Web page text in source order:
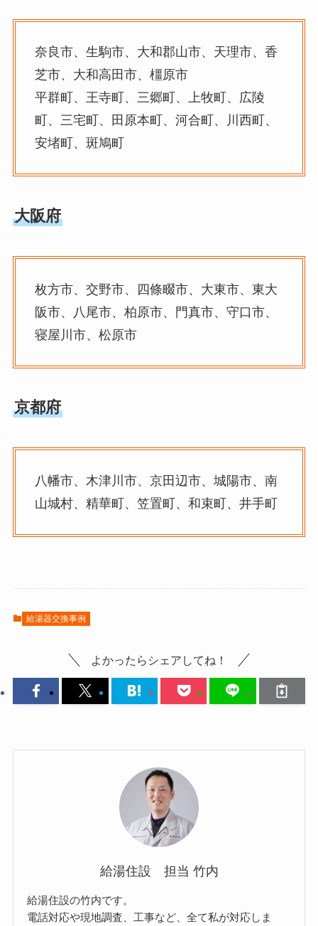
奈良市、生駒市、大和郡山市、天理市、香
芝市、大和高田市、橿原市
平群町、王寺町、三郷町、上牧町、広陵
町、三宅町、田原本町、河合町、川西町、
安堵町、斑鳩町
大阪府
枚方市、交野市、四條畷市、大東市、東大
阪市、八尾市、柏原市、門真市、守口市、
寝屋川市、松原市
京都府
八幡市、木津川市、京田辺市、城陽市、南
山城村、精華町、笠置町、和束町、井手町
給湯器交換事例
よかったらシェアしてね！
給湯住設 担当 竹内
給湯住設の竹内です。
電話対応や現地調査、工事など、全て私が対応しま